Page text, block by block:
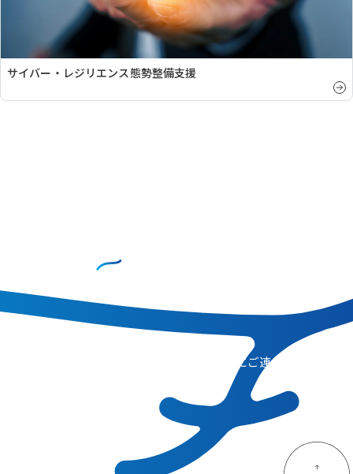
サイバー・レジリエンス態勢整備支援
コンサルティングのご相談、その他、お気軽にご連